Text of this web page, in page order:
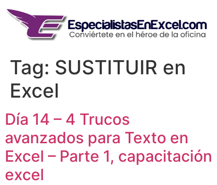
content
Tag: SUSTITUIR en
Excel
Día 14 – 4 Trucos
avanzados para Texto en
Excel – Parte 1, capacitación
excel